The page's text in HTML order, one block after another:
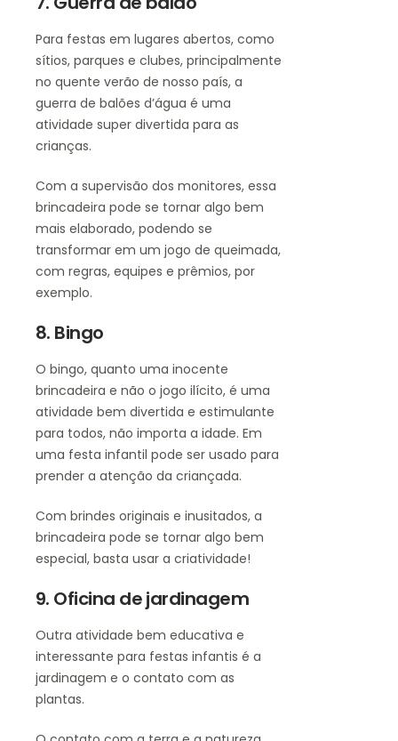
Para festas em lugares abertos, como
sítios, parques e clubes, principalmente
no quente verão de nosso país, a
guerra de balões d’água é uma
atividade super divertida para as
crianças.
Com a supervisão dos monitores, essa
brincadeira pode se tornar algo bem
mais elaborado, podendo se
transformar em um jogo de queimada,
com regras, equipes e prêmios, por
exemplo.
8. Bingo
O bingo, quanto uma inocente
brincadeira e não o jogo ilícito, é uma
atividade bem divertida e estimulante
para todos, não importa a idade. Em
uma festa infantil pode ser usado para
prender a atenção da criançada.
Com brindes originais e inusitados, a
brincadeira pode se tornar algo bem
especial, basta usar a criatividade!
9. Oficina de jardinagem
Outra atividade bem educativa e
interessante para festas infantis é a
jardinagem e o contato com as
plantas.